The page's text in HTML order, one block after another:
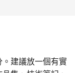
建議放一個有實